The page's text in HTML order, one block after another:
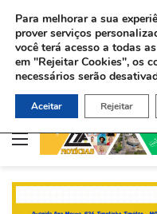
Menu
Para melhorar a sua
prover serviços
você terá acesso a todas
em "Rejeitar Cookies", os
necessários serão
Aceitar Rejeitar